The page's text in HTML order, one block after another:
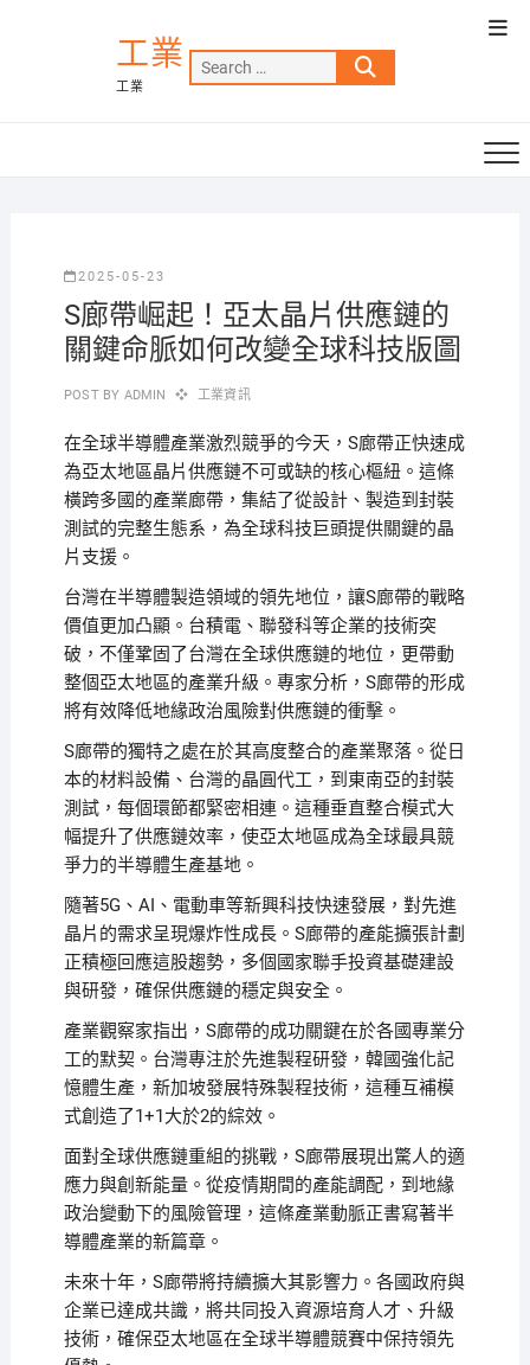
工業
工業
Search
…
2025-05-23
S廊帶崛起！亞太晶片供應鏈的
關鍵命脈如何改變全球科技版圖
POST BY ADMIN 工業資訊
在全球半導體產業激烈競爭的今天，S廊帶正快速成
為亞太地區晶片供應鏈不可或缺的核心樞紐。這條
橫跨多國的產業廊帶，集結了從設計、製造到封裝
測試的完整生態系，為全球科技巨頭提供關鍵的晶
片支援。
台灣在半導體製造領域的領先地位，讓S廊帶的戰略
價值更加凸顯。台積電、聯發科等企業的技術突
破，不僅鞏固了台灣在全球供應鏈的地位，更帶動
整個亞太地區的產業升級。專家分析，S廊帶的形成
將有效降低地緣政治風險對供應鏈的衝擊。
S廊帶的獨特之處在於其高度整合的產業聚落。從日
本的材料設備、台灣的晶圓代工，到東南亞的封裝
測試，每個環節都緊密相連。這種垂直整合模式大
幅提升了供應鏈效率，使亞太地區成為全球最具競
爭力的半導體生產基地。
隨著5G、AI、電動車等新興科技快速發展，對先進
晶片的需求呈現爆炸性成長。S廊帶的產能擴張計劃
正積極回應這股趨勢，多個國家聯手投資基礎建設
與研發，確保供應鏈的穩定與安全。
產業觀察家指出，S廊帶的成功關鍵在於各國專業分
工的默契。台灣專注於先進製程研發，韓國強化記
憶體生產，新加坡發展特殊製程技術，這種互補模
式創造了1+1大於2的綜效。
面對全球供應鏈重組的挑戰，S廊帶展現出驚人的適
應力與創新能量。從疫情期間的產能調配，到地緣
政治變動下的風險管理，這條產業動脈正書寫著半
導體產業的新篇章。
未來十年，S廊帶將持續擴大其影響力。各國政府與
企業已達成共識，將共同投入資源培育人才、升級
技術，確保亞太地區在全球半導體競賽中保持領先